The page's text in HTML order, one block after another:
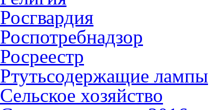
Росгвардия
Роспотребнадзор
Росреестр
Ртутьсодержащие лампы
Сельское хозяйство